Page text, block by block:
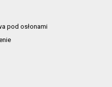
pod osłonami